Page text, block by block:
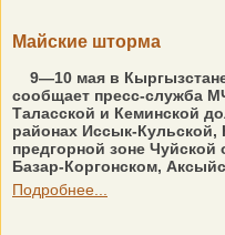
Майские шторма
9—10 мая в
сообщает пресс-служба
Таласской и Кеминской
районах Иссык-Кульской,
предгорной зоне Чуйской
Базар-Коргонском,
Подробнее...